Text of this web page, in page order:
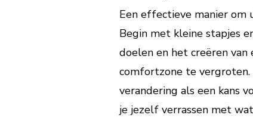
Een effectieve manier om
Begin met kleine stapjes
doelen en het creëren
comfortzone te vergroten.
verandering als een kans
je jezelf verrassen met